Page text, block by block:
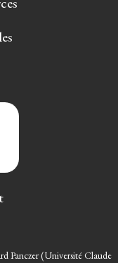
Panczer (Université Claude